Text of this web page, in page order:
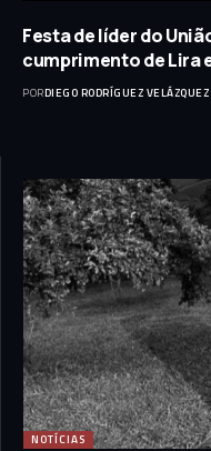
Festa de líder do
cumprimento de Lira
PORDIEGO RODRÍGUEZ VELÁZQUEZ
NOTÍCIAS